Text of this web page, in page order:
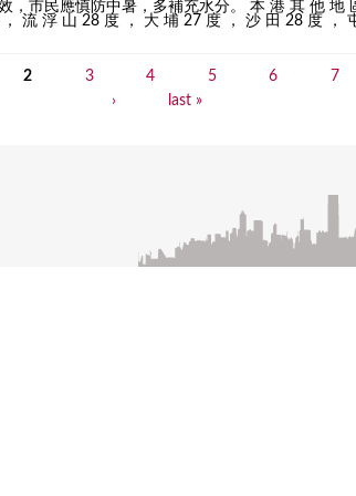
，市民應慎防中暑，多補充水分。 本 港 其 他 地
流 浮 山 28 度 ， 大 埔 27 度 ， 沙 田 28 度 ，
2 3 4 5 6 7
›
last »